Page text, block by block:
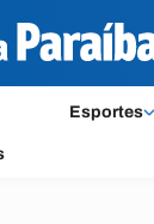
Esportes